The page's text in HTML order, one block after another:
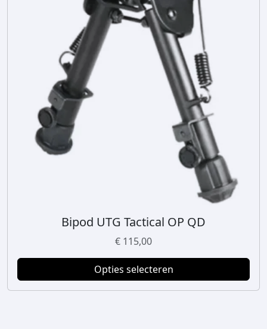
Bipod UTG Tactical OP QD
€ 115,00
Opties selecteren
p
r
o